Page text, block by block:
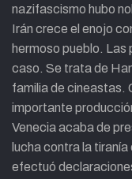
nazifascismo hubo
Irán crece el enojo
hermoso pueblo. Las
caso. Se trata de
familia de cineastas.
importante
Venecia acaba de
lucha contra la
efectuó